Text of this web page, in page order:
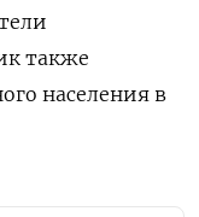
также
населения в